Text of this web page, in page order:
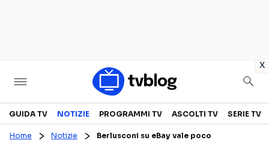
x
Televisione
GUIDA TV NOTIZIE PROGRAMMI TV ASCOLTI TV SERIE TV
Home Notizie Berlusconi su eBay vale poco